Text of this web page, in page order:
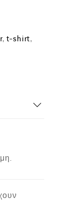
, t-shirt,